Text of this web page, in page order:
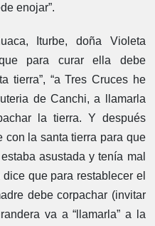
enojar”.
Iturbe, doña Violeta
para curar ella debe
tierra”, “a Tres Cruces he
de Canchi, a llamarla
la tierra. Y después
con la santa tierra para que
asustada y tenía mal
que para restablecer el
debe corpachar (invitar
va a “llamarla” a la